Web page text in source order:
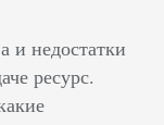
и недостатки
ресурс.